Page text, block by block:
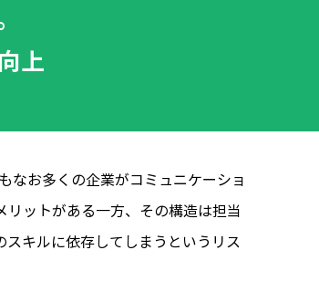
上
なお多くの企業がコミュニケーショ
ットがある一方、その構造は担当
キルに依存してしまうというリス